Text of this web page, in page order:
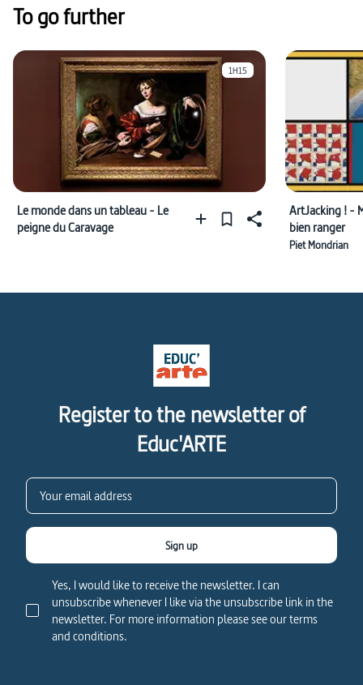
To go further
1H15
Le monde dans un tableau - Le
peigne du Caravage
ArtJacking ! -
bien ranger
Piet Mondrian
Register to the newsletter of
Educ'ARTE
Yes, I would like to receive the newsletter. I can
unsubscribe whenever I like via the unsubscribe link in the
newsletter. For more information please see our terms
and conditions.
Sign up